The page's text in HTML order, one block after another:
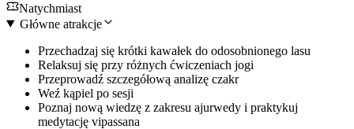
Natychmiast
Główne atrakcje
Przechadzaj się krótki kawałek do odosobnionego lasu
Relaksuj się przy różnych ćwiczeniach jogi
Przeprowadź szczegółową analizę czakr
Weź kąpiel po sesji
Poznaj nową wiedzę z zakresu ajurwedy i praktykuj
medytację vipassana